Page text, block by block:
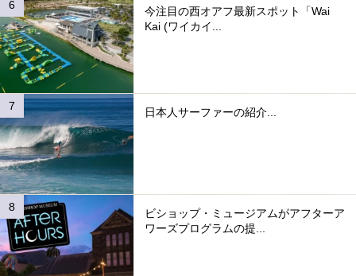
今注目の西オアフ最新スポット「Wai
Kai (ワイカイ...
日本人サーファーの紹介...
ビショップ・ミュージアムがアフターア
ワーズプログラムの提...